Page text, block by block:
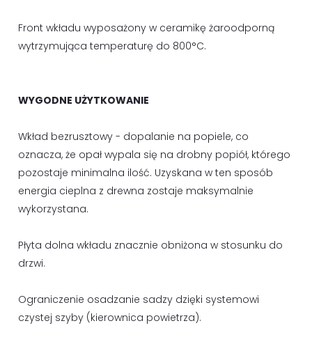
Front wkładu wyposażony w ceramikę żaroodporną
wytrzymująca temperaturę do 800°C.
WYGODNE UŻYTKOWANIE
Wkład bezrusztowy - dopalanie na popiele, co
oznacza, że opał wypala się na drobny popiół, którego
pozostaje minimalna ilość. Uzyskana w ten sposób
energia cieplna z drewna zostaje maksymalnie
wykorzystana.
Płyta dolna wkładu znacznie obniżona w stosunku do
drzwi.
Ograniczenie osadzanie sadzy dzięki systemowi
czystej szyby (kierownica powietrza).